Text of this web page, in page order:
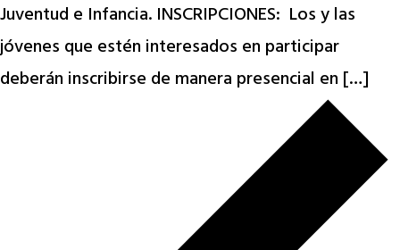
Juventud e Infancia. INSCRIPCIONES: Los y las
jóvenes que estén interesados en participar
deberán inscribirse de manera presencial en […]